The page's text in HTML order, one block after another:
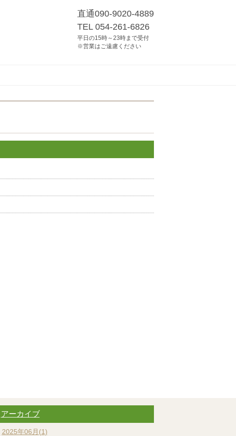
直通090-9020-4889
TEL 054-261-6826
平日の15時～23時まで受付
※営業はご遠慮ください
アーカイブ
2025年06月(1)